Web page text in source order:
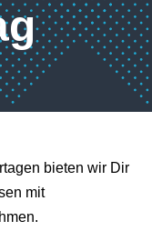
bieten wir Dir
mit